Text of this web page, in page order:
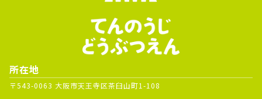
所在地
〒543-0063 大阪市天王寺区茶臼山町1-108